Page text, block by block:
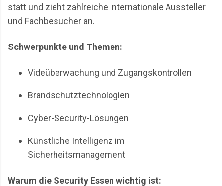
statt und zieht zahlreiche internationale Aussteller
und Fachbesucher an.
Schwerpunkte und Themen:
Videüberwachung und Zugangskontrollen
Brandschutztechnologien
Cyber-Security-Lösungen
Künstliche Intelligenz im
Sicherheitsmanagement
Warum die Security Essen wichtig ist: